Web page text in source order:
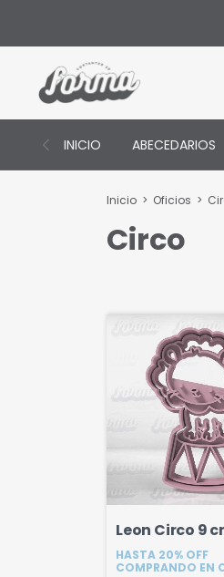
INICIO ABECEDARIOS
Inicio > Oficios >
Circo
Leon Circo 9
HASTA 20% OFF
COMPRANDO EN